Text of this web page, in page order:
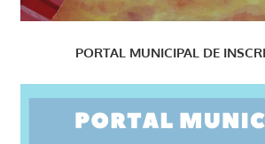
PORTAL MUNICIPAL DE